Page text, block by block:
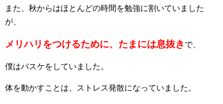
また、秋からはほとんどの時間を勉強に割いていました
が、
メリハリをつけるために、 たまには息抜き で、
僕はバスケをしていました。
体を動かすことは、ストレス発散になっていました。